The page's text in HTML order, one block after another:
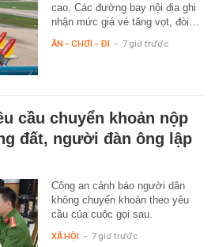
cao. Các đường bay nội địa ghi
nhận mức giá vé tăng vọt, đòi…
ĂN - CHƠI - ĐI - 7 giờ trước
cầu chuyển khoản nộp
đất, người đàn ông lập
Công an cảnh báo người dân
không chuyển khoản theo yêu
cầu của cuộc gọi sau.
XÃ HỘI - 7 giờ trước